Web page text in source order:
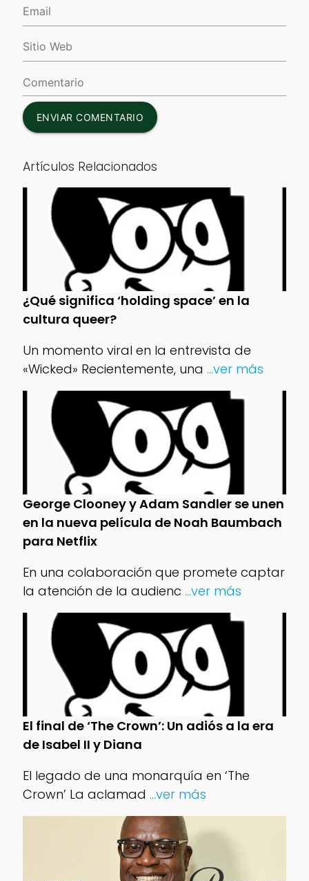
ENVIAR COMENTARIO
Artículos Relacionados
¿Qué significa ‘holding space’ en la
cultura queer?
Un momento viral en la entrevista de
«Wicked» Recientemente, una ...ver más
George Clooney y Adam Sandler se unen
en la nueva película de Noah Baumbach
para Netflix
En una colaboración que promete captar
la atención de la audienc ...ver más
El final de ‘The Crown’: Un adiós a la era
de Isabel II y Diana
El legado de una monarquía en ‘The
Crown’ La aclamad ...ver más